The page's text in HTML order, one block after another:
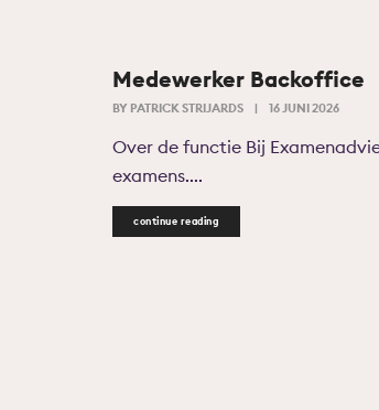
Medewerker Backoffice
BY PATRICK STRIJARDS | 16 JUNI 2026
Over de functie Bij
examens....
continue reading